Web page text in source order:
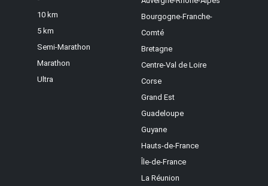
10 km
5 km
Semi-Marathon
Marathon
Ultra
Bourgogne-Franche-
Comté
Bretagne
Centre-Val de Loire
Corse
Grand Est
Guadeloupe
Guyane
Hauts-de-France
Île-de-France
La Réunion